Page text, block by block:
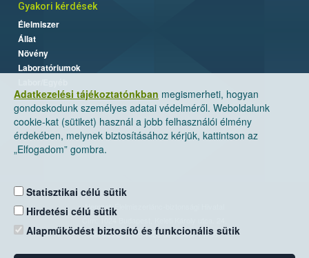
Adatkezelési tájékoztatónkban megismerheti, hogyan
gondoskodunk személyes adatai védelméről. Weboldalunk
cookie-kat (sütiket) használ a jobb felhasználói élmény
érdekében, melynek biztosításához kérjük, kattintson az
„Elfogadom” gombra.
Statisztikai célú sütik
Hirdetési célú sütik
Alapműködést biztosító és funkcionális sütik
Gyakori kérdések
Élelmiszer
Állat
Növény
Laboratóriumok
Nemzeti Élelmiszerlánc-biztonsági Hivatal
Levelezési cím: 1525 Budapest. Pf. 30.